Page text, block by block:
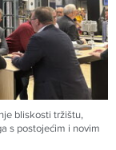
bliskosti tržištu,
s postojećim i novim